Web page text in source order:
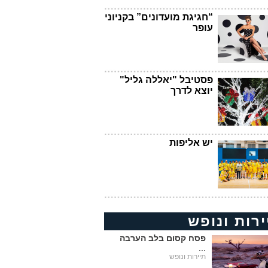
“חגיגת מועדונים” בקניוני
עופר
פסטיבל "יאללה גליל"
יוצא לדרך
יש אליפות
ונופש
פסח קסום בלב הערבה
תיירות ונופש